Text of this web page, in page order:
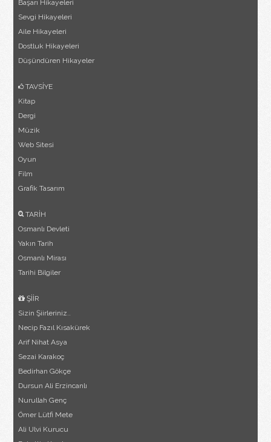
Başarı Hikayeleri
Sevgi Hikayeleri
Aile Hikayeleri
Dostluk Hikayeleri
Düşündüren Hikayeler
TAVSİYE
Kitap
Dergi
Müzik
Web Sitesi
Oyun
Film
Grafik Tasarım
TARİH
Osmanlı Devleti
Yakın Tarih
Osmanlı Mirası
Tarihi Bilgiler
ŞİİR
Sizin Şiirleriniz..
Necip Fazıl Kısakürek
Arif Nihat Asya
Sezai Karakoç
Bedirhan Gökçe
Dursun Ali Erzincanlı
Nurullah Genç
Ömer Lütfi Mete
Ali Ulvi Kurucu